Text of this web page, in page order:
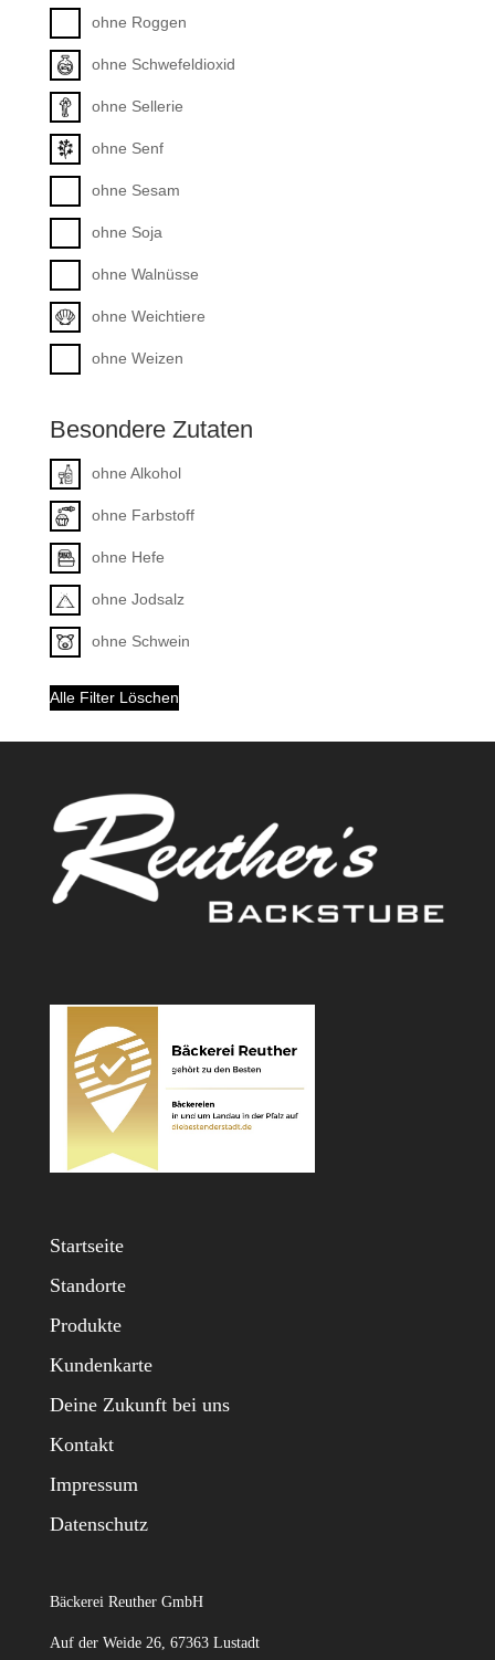
ohne Roggen
ohne Schwefeldioxid
ohne Sellerie
ohne Senf
ohne Sesam
ohne Soja
ohne Walnüsse
ohne Weichtiere
ohne Weizen
Besondere Zutaten
ohne Alkohol
ohne Farbstoff
ohne Hefe
ohne Jodsalz
ohne Schwein
Alle Filter Löschen
Startseite
Standorte
Produkte
Kundenkarte
Deine Zukunft bei uns
Kontakt
Impressum
Datenschutz
Bäckerei Reuther GmbH
Auf der Weide 26, 67363 Lustadt